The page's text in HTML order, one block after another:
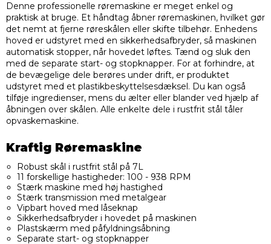
Denne professionelle røremaskine er meget enkel og
praktisk at bruge. Et håndtag åbner røremaskinen, hvilket gør
det nemt at fjerne røreskålen eller skifte tilbehør. Enhedens
hoved er udstyret med en sikkerhedsafbryder, så maskinen
automatisk stopper, når hovedet løftes. Tænd og sluk den
med de separate start- og stopknapper. For at forhindre, at
de bevægelige dele berøres under drift, er produktet
udstyret med et plastikbeskyttelsesdæksel. Du kan også
tilføje ingredienser, mens du ælter eller blander ved hjælp af
åbningen over skålen. Alle enkelte dele i rustfrit stål tåler
opvaskemaskine.
Kraftig Røremaskine
Robust skål i rustfrit stål på 7L
11 forskellige hastigheder: 100 - 938 RPM
Stærk maskine med høj hastighed
Stærk transmission med metalgear
Vipbart hoved med låseknap
Sikkerhedsafbryder i hovedet på maskinen
Plastskærm med påfyldningsåbning
Separate start- og stopknapper